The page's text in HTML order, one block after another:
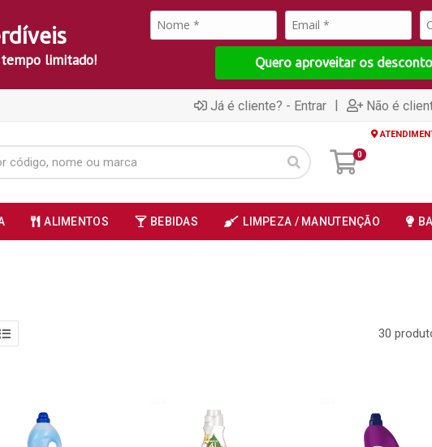
limitado! Quero aproveitar os
Já é cliente? - Entrar | Não é
0
ALIMENTOS BEBIDAS LIMPEZA / MANUTENÇÃO
30